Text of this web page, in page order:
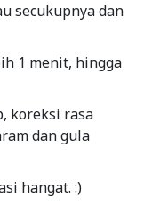
secukupnya dan
1 menit, hingga
koreksi rasa
dan gula
hangat. :)